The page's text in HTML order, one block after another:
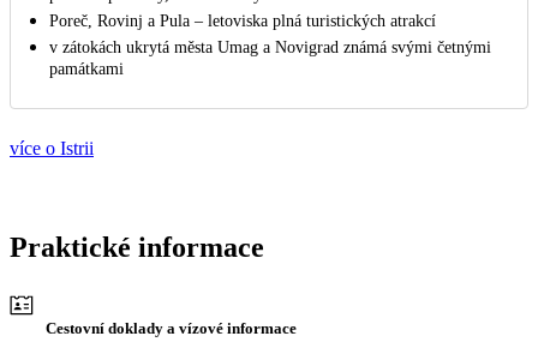
Poreč, Rovinj a Pula – letoviska plná turistických atrakcí
v zátokách ukrytá města Umag a Novigrad známá svými četnými
památkami
více o Istrii
Praktické informace
Cestovní doklady a vízové informace